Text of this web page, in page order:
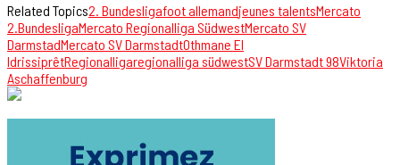
Related Topics2. Bundesligafoot allemandjeunes talentsMercato
2.BundesligaMercato Regionalliga SüdwestMercato SV
DarmstadMercato SV DarmstadtOthmane El
IdrissiprêtRegionalligaregionalliga südwestSV Darmstadt 98Viktoria
Aschaffenburg